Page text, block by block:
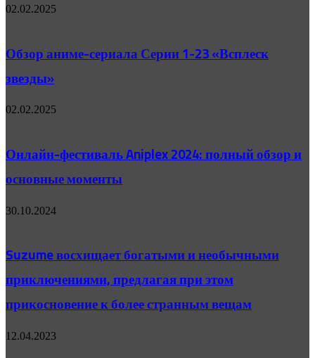
02.02.2025
Обзор аниме-сериала Серии 1-23 «Всплеск
звезды»
02.02.2025
Онлайн-фестиваль Aniplex 2024: полный обзор и
основные моменты
30.10.2024
Suzume восхищает богатыми и необычными
приключениями, предлагая при этом
прикосновение к более странным вещам
12.04.2023